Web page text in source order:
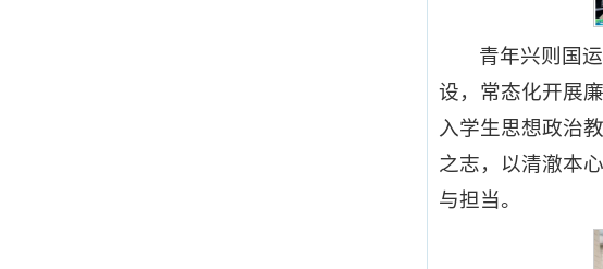
青年兴则国
设，常态化开展
入学生思想政治
之志，以清澈本
与担当。